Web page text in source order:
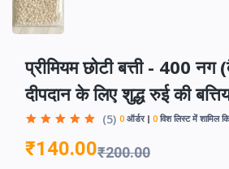
प्रीमियम छोटी बत्ती - 400
दीपदान के लिए शुद्ध रुई की
(5) 0 ऑर्डर 0 विश लिस्ट में शामिल
₹140.00₹200.00